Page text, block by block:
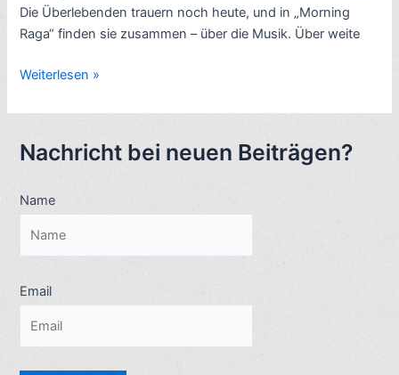
Die Überlebenden trauern noch heute, und in „Morning
Raga“ finden sie zusammen – über die Musik. Über weite
Indien-
Spielfilm:
Raga
mit
Azmi)
2
Videos
4
Weiterlesen »
Nachricht bei neuen Beiträgen?
Name
Email